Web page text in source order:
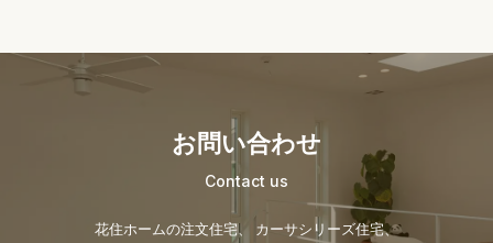
お問い合わせ
Contact us
花住ホームの注文住宅、 カーサシリーズ住宅、